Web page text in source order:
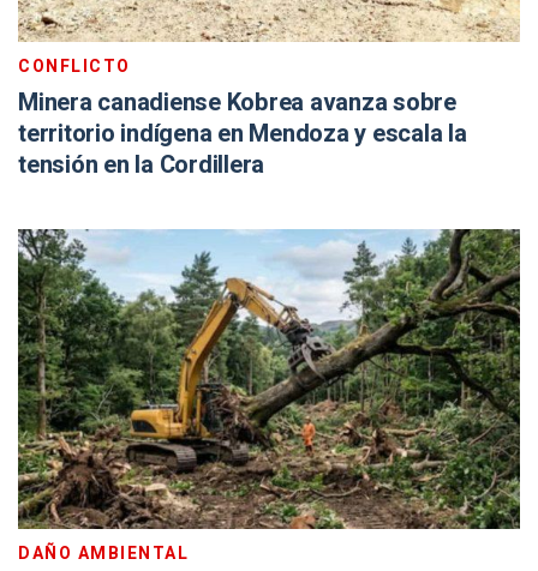
CONFLICTO
Minera canadiense Kobrea avanza sobre
territorio indígena en Mendoza y escala la
tensión en la Cordillera
DAÑO AMBIENTAL